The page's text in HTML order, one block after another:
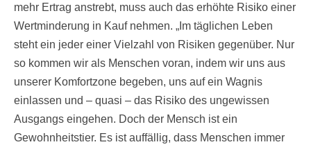
mehr Ertrag anstrebt, muss auch das erhöhte Risiko einer
Wertminderung in Kauf nehmen. „Im täglichen Leben
steht ein jeder einer Vielzahl von Risiken gegenüber. Nur
so kommen wir als Menschen voran, indem wir uns aus
unserer Komfortzone begeben, uns auf ein Wagnis
einlassen und – quasi – das Risiko des ungewissen
Ausgangs eingehen. Doch der Mensch ist ein
Gewohnheitstier. Es ist auffällig, dass Menschen immer